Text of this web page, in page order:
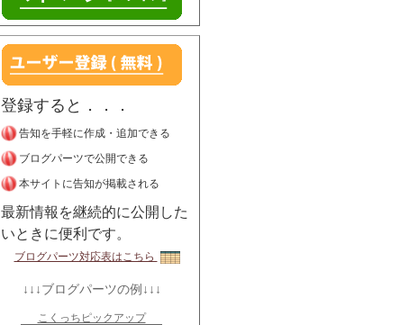
登録すると．．．
告知を手軽に作成・追加できる
ブログパーツで公開できる
本サイトに告知が掲載される
最新情報を継続的に公開した
いときに便利です。
ブログパーツ対応表はこちら
↓↓↓ブログパーツの例↓↓↓
こくっちピックアップ